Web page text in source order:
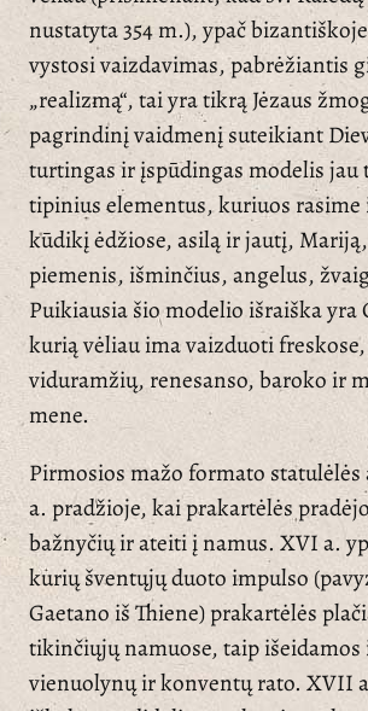
nustatyta 354 m.), ypač
vystosi vaizdavimas, pabrėžiantis
„realizmą“, tai yra tikrą Jėzaus
pagrindinį vaidmenį suteikiant
turtingas ir įspūdingas modelis jau
tipinius elementus, kuriuos rasime
kūdikį ėdžiose, asilą ir jautį, Mariją,
piemenis, išminčius, angelus,
Puikiausia šio modelio išraiška
kurią vėliau ima vaizduoti
viduramžių, renesanso, baroko ir
mene.
Pirmosios mažo formato
a. pradžioje, kai prakartėlės
bažnyčių ir ateiti į namus. XVI a.
kurių šventųjų duoto impulso
Gaetano iš Thiene) prakartėlės
tikinčiųjų namuose, taip išeidamos
vienuolynų ir konventų rato. XVII